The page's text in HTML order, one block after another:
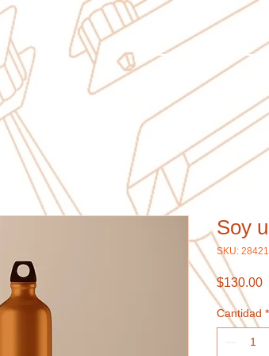
Soy
SKU:
$130.00
Cantidad *